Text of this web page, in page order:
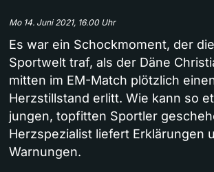
Mo 14. Juni 2021, 16.00 Uhr
Es war ein Schockmoment, der
Sportwelt traf, als der Däne
mitten im EM-Match plötzlich
Herzstillstand erlitt. Wie kann so
jungen, topfitten Sportler
Herzspezialist liefert Erklärungen
Warnungen.